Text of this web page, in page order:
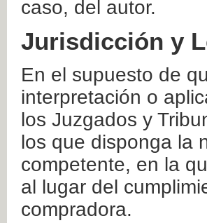
caso, del autor.
Jurisdicción y
En el supuesto de
interpretación o
los Juzgados y
los que disponga la
competente, en la
al lugar del
compradora.